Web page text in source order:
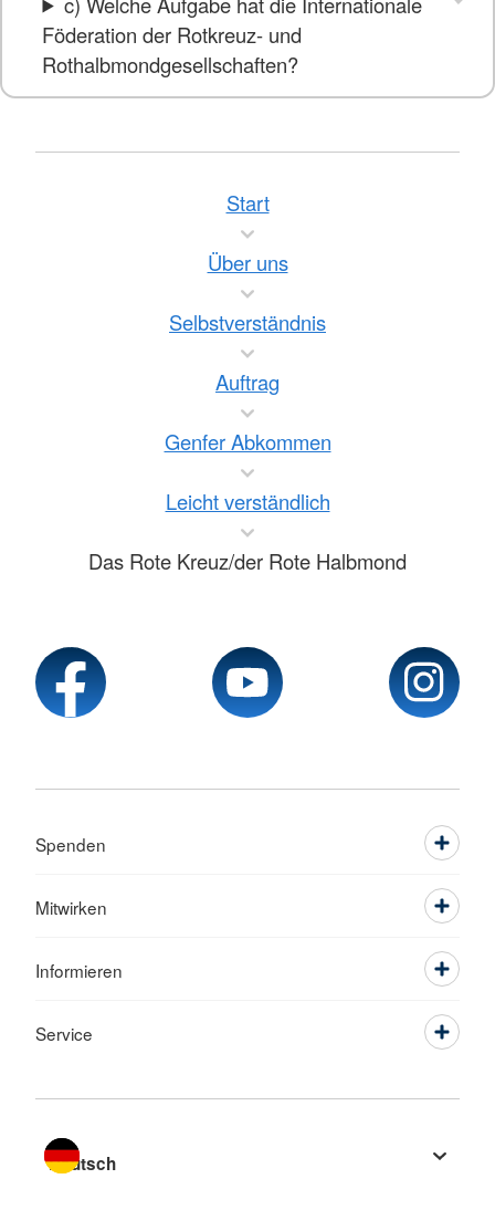
Föderation der Rotkreuz- und
Rothalbmondgesellschaften?
Start
Über uns
Selbstverständnis
Auftrag
Genfer Abkommen
Leicht verständlich
Das Rote Kreuz/der Rote Halbmond
Spenden
Mitwirken
Informieren
Service
Sprache wechseln zu